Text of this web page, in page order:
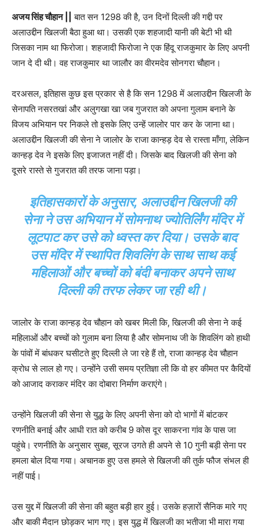
अजय सिंह चौहान ||
बात सन 1298 की है, उन दिनों दिल्ली की गद्दी पर
अलाउद्दीन खिलजी बैठा हुआ था। उसकी एक शहजादी यानी की बेटी भी थी
जिसका नाम था फिरोजा। शहजादी फिरोजा ने एक हिंदू राजकुमार के लिए अपनी
जान दे दी थी। वह राजकुमार था जालौर का वीरमदेव सोनगरा चौहान।
दरअसल, इतिहास कुछ इस प्रकार से है कि सन 1298 में अलाउद्दीन खिलजी के
सेनापति नसरतखां और अलुगखा खा जब गुजरात को अपना गुलाम बनाने के
विजय अभियान पर निकले तो इसके लिए उन्हें जालोर पार कर के जाना था।
अलाउद्दीन खिलजी की सेना ने जालोर के राजा कान्हड़ देव से रास्ता माँगा, लेकिन
कान्हड़ देव ने इसके लिए इजाजत नहीं दी। जिसके बाद खिलजी की सेना को
दूसरे रास्ते से गुजरात की तरफ जाना पड़ा।
इतिहासकारों के अनुसार, अलाउद्दीन खिलजी की
सेना ने उस अभियान में सोमनाथ ज्योतिर्लिंग मंदिर में
लूटपाट कर उसे को ध्वस्त कर दिया। उसके बाद
उस मंदिर में स्थापित शिवलिंग के साथ साथ कई
महिलाओं और बच्चों को बंदी बनाकर अपने साथ
दिल्ली की तरफ लेकर जा रही थी।
जालोर के राजा कान्हड़ देव चौहान को खबर मिली कि, खिलजी की सेना ने कई
महिलाओं और बच्चों को गुलाम बना लिया है और सोमनाथ जी के शिवलिंग को हाथी
के पांवों में बांधकर घसीटते हुए दिल्ली ले जा रहे हैं तो, राजा कान्हड़ देव चौहान
क्रोध से लाल हो गए। उन्होंने उसी समय प्रतिज्ञा ली कि वो हर कीमत पर कैदियों
को आजाद कराकर मंदिर का दोबारा निर्माण कराएंगे।
उन्होंने खिलजी की सेना से युद्ध के लिए अपनी सेना को दो भागों में बांटकर
रणनीति बनाई और आधी रात को करीब 9 कोस दूर साकरना गांव के पास जा
पहुंचे। रणनीति के अनुसार सुबह, सूरज उगते ही अपने से 10 गुनी बड़ी सेना पर
हमला बोल दिया गया। अचानक हुए उस हमले से खिलजी की तुर्क फौज संभल ही
नहीं पाई।
उस युद्द में खिलजी की सेना की बहुत बड़ी हार हुई। उसके हज़ारों सैनिक मारे गए
और बाकी मैदान छोड़कर भाग गए। इस युद्ध में खिलजी का भतीजा भी मारा गया